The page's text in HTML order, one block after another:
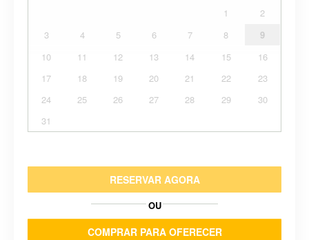
1
2
3
4 5 6 7 8
9
10
11 12 13 14 15
16
17
18 19 20 21 22
23
24
25 26 27 28 29
30
31
RESERVAR AGORA
OU
COMPRAR PARA OFERECER